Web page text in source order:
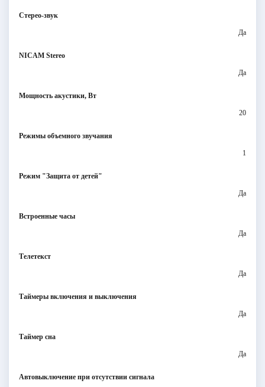
Стерео-звук
Да
NICAM Stereo
Да
Мощность акустики, Вт
20
Режимы объемного звучания
1
Режим "Защита от детей"
Да
Встроенные часы
Да
Телетекст
Да
Таймеры включения и выключения
Да
Таймер сна
Да
Автовыключение при отсутствии сигнала